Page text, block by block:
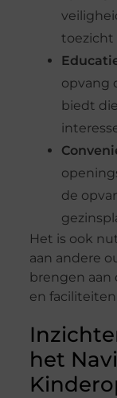
toezicht
opvang
biedt
de
Het is ook
aan andere
brengen aan
en
het